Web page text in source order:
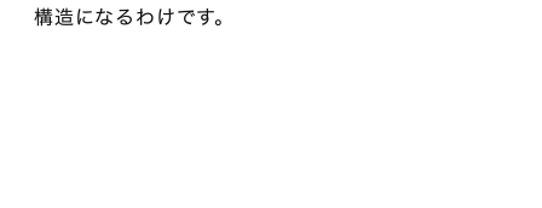
構造になるわけです。